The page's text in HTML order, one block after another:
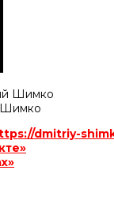
Шимко
dmitriy-